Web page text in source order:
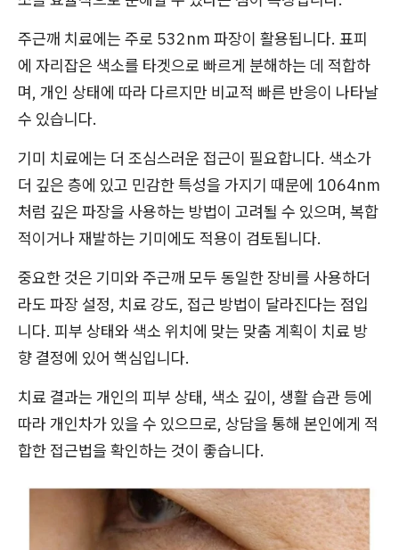
주근깨 치료에는 주로 532nm 파장이 활용됩니다. 표피
에 자리잡은 색소를 타겟으로 빠르게 분해하는 데 적합하
며, 개인 상태에 따라 다르지만 비교적 빠른 반응이 나타날
수 있습니다.
기미 치료에는 더 조심스러운 접근이 필요합니다. 색소가
더 깊은 층에 있고 민감한 특성을 가지기 때문에 1064nm
처럼 깊은 파장을 사용하는 방법이 고려될 수 있으며, 복합
적이거나 재발하는 기미에도 적용이 검토됩니다.
중요한 것은 기미와 주근깨 모두 동일한 장비를 사용하더
라도 파장 설정, 치료 강도, 접근 방법이 달라진다는 점입
니다. 피부 상태와 색소 위치에 맞는 맞춤 계획이 치료 방
향 결정에 있어 핵심입니다.
치료 결과는 개인의 피부 상태, 색소 깊이, 생활 습관 등에
따라 개인차가 있을 수 있으므로, 상담을 통해 본인에게 적
합한 접근법을 확인하는 것이 좋습니다.